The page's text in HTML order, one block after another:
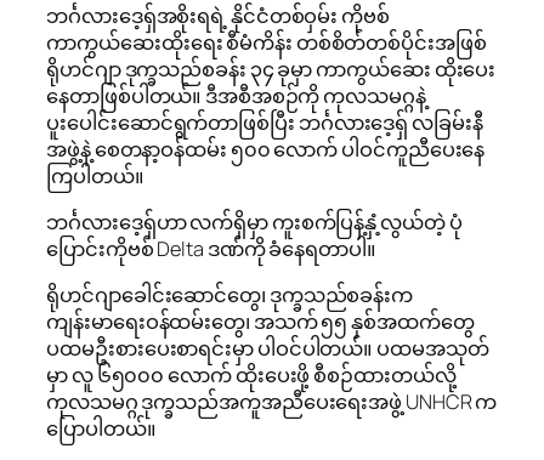
ဘင်္ဂလားဒေ့ရှ်အစိုးရရဲ့ နိုင်ငံတစ်ဝှမ်း ကိုဗစ်
ကာကွယ်ဆေးထိုးရေး စီမံကိန်း တစ်စိတ်တစ်ပိုင်းအဖြစ်
ရိုဟင်ဂျာ ဒုက္ခသည်စခန်း ၃၄ ခုမှာ ကာကွယ်ဆေး ထိုးပေး
နေတာဖြစ်ပါတယ်။ ဒီအစီအစဉ်ကို ကုလသမဂ္ဂနဲ့
ပူးပေါင်းဆောင်ရွက်တာဖြစ်ပြီး ဘင်္ဂလားဒေ့ရှ် လခြမ်းနီ
အဖွဲ့နဲ့ စေတနာ့ဝန်ထမ်း ၅၀၀ လောက် ပါဝင်ကူညီပေးနေ
ကြပါတယ်။
ဘင်္ဂလားဒေ့ရှ်ဟာ လက်ရှိမှာ ကူးစက်ပြန့်နှံ့လွယ်တဲ့ ပုံ
ပြောင်းကိုဗစ် Delta ဒဏ်ကို ခံနေရတာပါ။
ရိုဟင်ဂျာခေါင်းဆောင်တွေ၊ ဒုက္ခသည်စခန်းက
ကျန်းမာရေးဝန်ထမ်းတွေ၊ အသက် ၅၅ နှစ်အထက်တွေ
ပထမဦးစားပေးစာရင်းမှာ ပါဝင်ပါတယ်။ ပထမအသုတ်
မှာ လူ ၆၅၀၀၀ လောက် ထိုးပေးဖို့ စီစဉ်ထားတယ်လို့
ကုလသမဂ္ဂ ဒုက္ခသည်အကူအညီပေးရေးအဖွဲ့ UNHCR က
ပြောပါတယ်။